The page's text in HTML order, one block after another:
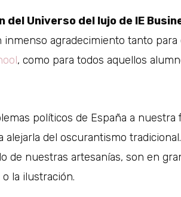
del Universo del lujo de IE
inmenso agradecimiento tanto para
, como para todos aquellos
políticos de España a nuestra
del oscurantismo tradicional.
de nuestras artesanías, son en
la ilustración.